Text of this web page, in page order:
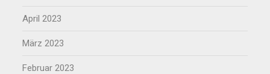
April 2023
März 2023
Februar 2023